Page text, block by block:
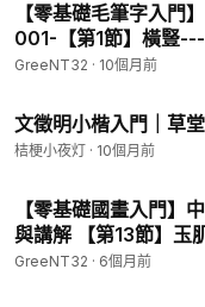
【零基礎毛筆字入門
001-【第1節】橫豎
GreeNT32 · 10個月前
文徵明小楷入門｜草堂
桔梗小夜灯 · 10個月前
【零基礎國畫入門】
與講解 【第13節】玉
GreeNT32 · 6個月前